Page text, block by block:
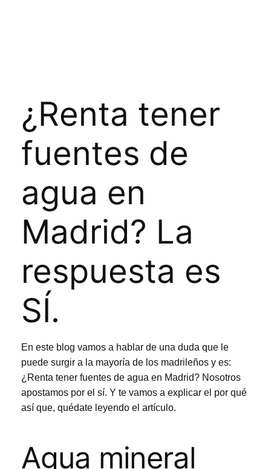
¿Renta tener
fuentes de
agua en
Madrid? La
respuesta es
SÍ.
En este blog vamos a hablar de una duda que le
puede surgir a la mayoría de los madrileños y es:
¿Renta tener fuentes de agua en Madrid? Nosotros
apostamos por el sí. Y te vamos a explicar el por qué
así que, quédate leyendo el artículo.
Agua mineral